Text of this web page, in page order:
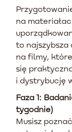
na
to najszybsza
na filmy,
się
i dystrybucję
Faza 1:
tygodnie)
Musisz